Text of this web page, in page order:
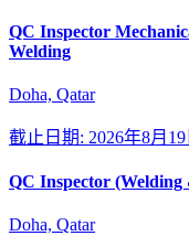
QC Inspector
Welding
Doha, Qatar
截止日期: 2026年8月19
QC Inspector
Doha, Qatar